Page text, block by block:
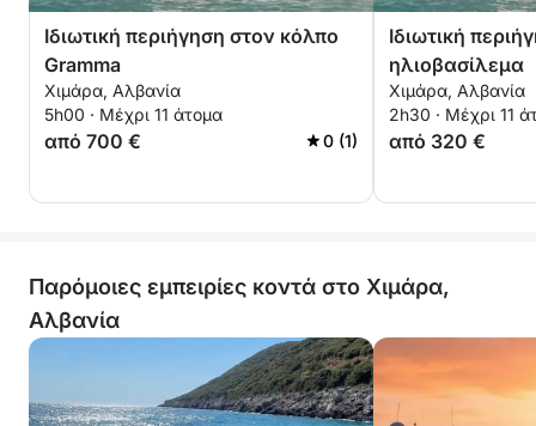
Ιδιωτική περιήγηση στον κόλπο
Gramma
Χιμάρα, Αλβανία
5h00 · Μέχρι 11 άτομα
από 700 € 0 (1)
Ιδιωτική
ηλιοβασίλεμα
Χιμάρα, Αλβανία
2h30 · Μέχρι 11
από 320 €
Παρόμοιες εμπειρίες κοντά στο Χιμάρα,
Αλβανία